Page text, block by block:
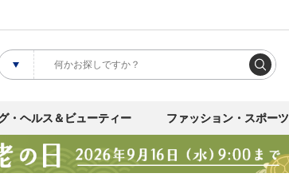
・ヘルス＆ビューティー ファッション・スポーツ